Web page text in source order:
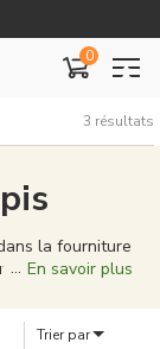
!
0
3 résultats
la fourniture
qualité pour
votre vie à
En savoir plus
Trier par